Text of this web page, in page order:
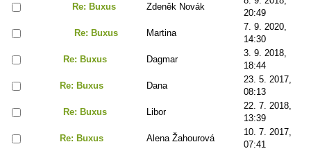
Re: Buxus Zdeněk Novák
20:49
Re: Buxus
Martina
7. 9. 2020,
14:30
Re: Buxus
Dagmar
3. 9. 2018,
18:44
Re: Buxus
Dana
23. 5. 2017,
08:13
Re: Buxus
Libor
22. 7. 2018,
13:39
Re: Buxus
Alena Žahourová
10. 7. 2017,
07:41